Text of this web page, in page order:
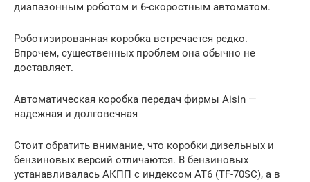
диапазонным роботом и 6-скоростным автоматом.
Роботизированная коробка встречается редко.
Впрочем, существенных проблем она обычно не
доставляет.
Автоматическая коробка передач фирмы Aisin —
надежная и долговечная
Стоит обратить внимание, что коробки дизельных и
бензиновых версий отличаются. В бензиновых
устанавливалась АКПП с индексом АТ6 (TF-70SC), а в